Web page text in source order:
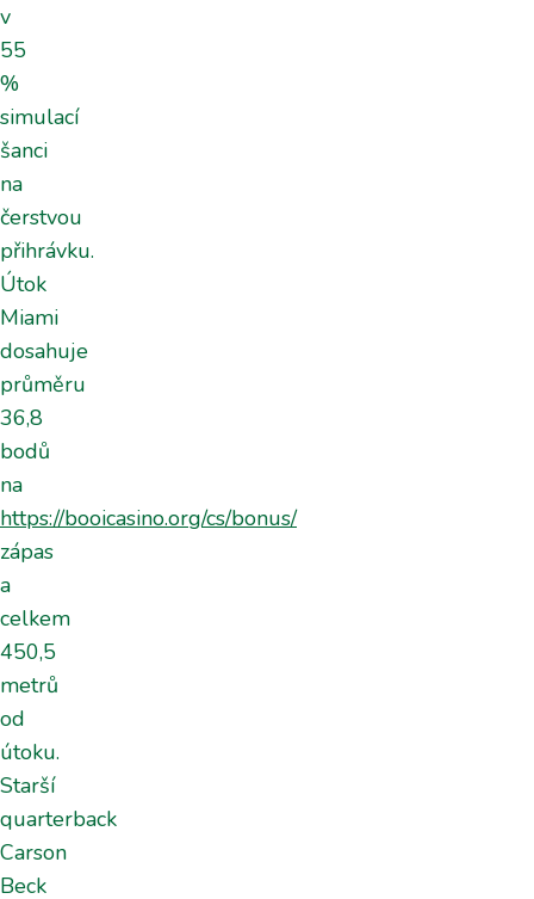
v
55
%
simulací
šanci
na
čerstvou
přihrávku.
Útok
Miami
dosahuje
průměru
36,8
bodů
na
https://booicasino.org/cs/bonus/
zápas
a
celkem
450,5
metrů
od
útoku.
Starší
quarterback
Carson
Beck